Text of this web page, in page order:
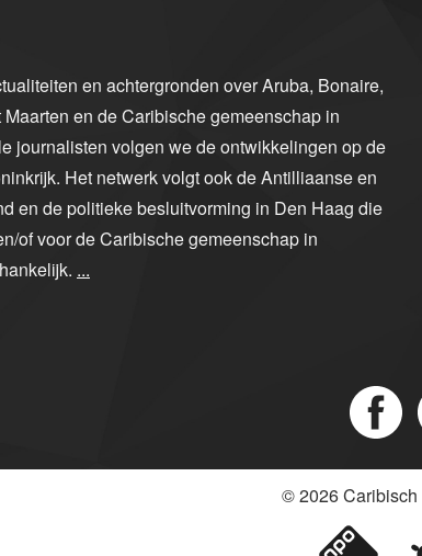
en achtergronden over Aruba, Bonaire,
en de Caribische gemeenschap in
journalisten volgen we de ontwikkelingen op de
Het netwerk volgt ook de Antilliaanse en
en de politieke besluitvorming in Den Haag die
of voor de Caribische gemeenschap in
...
© 2026Caribisch